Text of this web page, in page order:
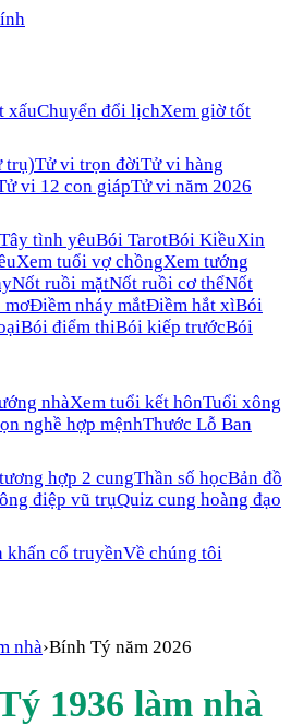
xấuChuyển đổi lịchXem giờ tốt
trụ)Tử vi trọn đờiTử vi hàng
vi 12 con giápTử vi năm 2026
tình yêuBói TarotBói KiềuXin
Xem tuổi vợ chồngXem tướng
Nốt ruồi mặtNốt ruồi cơ thểNốt
mơĐiềm nháy mắtĐiềm hắt xìBói
Bói điểm thiBói kiếp trướcBói
nhàXem tuổi kết hônTuổi xông
nghề hợp mệnhThước Lỗ Ban
hợp 2 cungThần số họcBản đồ
điệp vũ trụQuiz cung hoàng đạo
khấn cổ truyềnVề chúng tôi
nhà›Bính Tý năm 2026
1936 làm nhà